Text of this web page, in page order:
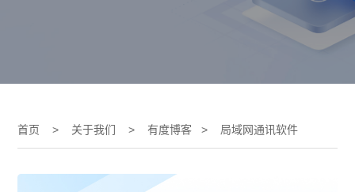
首页 > 关于我们 >有度博客 > 局域网通讯软件